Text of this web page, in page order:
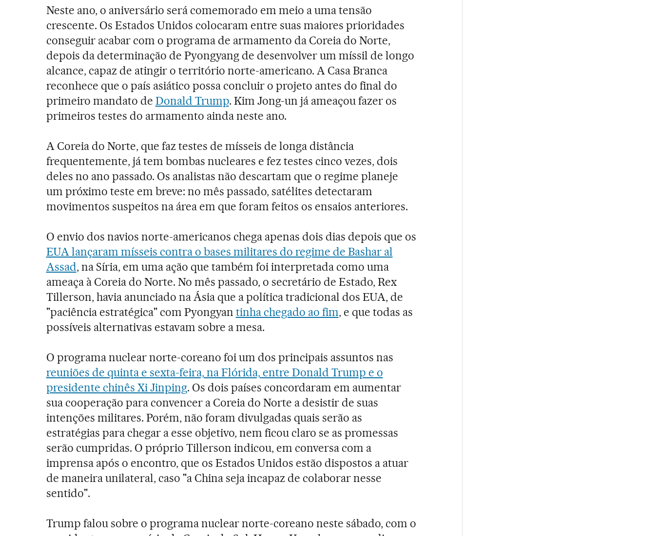
Neste ano, o aniversário será comemorado em meio a uma tensão
crescente. Os Estados Unidos colocaram entre suas maiores prioridades
conseguir acabar com o programa de armamento da Coreia do Norte,
depois da determinação de Pyongyang de desenvolver um míssil de longo
alcance, capaz de atingir o território norte-americano. A Casa Branca
reconhece que o país asiático possa concluir o projeto antes do final do
primeiro mandato de Donald Trump. Kim Jong-un já ameaçou fazer os
primeiros testes do armamento ainda neste ano.
A Coreia do Norte, que faz testes de mísseis de longa distância
frequentemente, já tem bombas nucleares e fez testes cinco vezes, dois
deles no ano passado. Os analistas não descartam que o regime planeje
um próximo teste em breve: no mês passado, satélites detectaram
movimentos suspeitos na área em que foram feitos os ensaios anteriores.
O envio dos navios norte-americanos chega apenas dois dias depois que os
EUA lançaram mísseis contra o bases militares do regime de Bashar al
Assad, na Síria, em uma ação que também foi interpretada como uma
ameaça à Coreia do Norte. No mês passado, o secretário de Estado, Rex
Tillerson, havia anunciado na Ásia que a política tradicional dos EUA, de
"paciência estratégica" com Pyongyan tinha chegado ao fim, e que todas as
possíveis alternativas estavam sobre a mesa.
O programa nuclear norte-coreano foi um dos principais assuntos nas
reuniões de quinta e sexta-feira, na Flórida, entre Donald Trump e o
presidente chinês Xi Jinping. Os dois países concordaram em aumentar
sua cooperação para convencer a Coreia do Norte a desistir de suas
intenções militares. Porém, não foram divulgadas quais serão as
estratégias para chegar a esse objetivo, nem ficou claro se as promessas
serão cumpridas. O próprio Tillerson indicou, em conversa com a
imprensa após o encontro, que os Estados Unidos estão dispostos a atuar
de maneira unilateral, caso "a China seja incapaz de colaborar nesse
sentido".
Trump falou sobre o programa nuclear norte-coreano neste sábado, com o